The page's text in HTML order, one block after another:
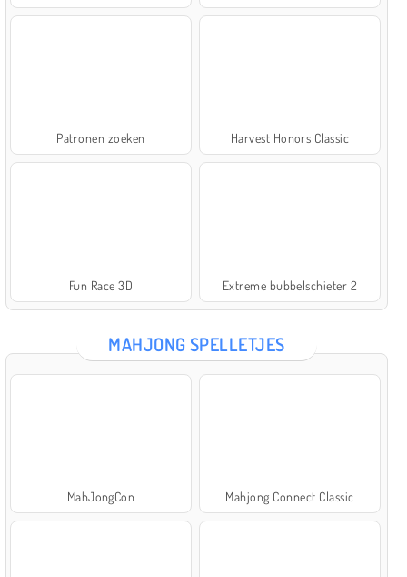
Patronen zoeken Harvest Honors Classic
Fun Race 3D Extreme bubbelschieter 2
MAHJONG SPELLETJES
MahJongCon Mahjong Connect Classic